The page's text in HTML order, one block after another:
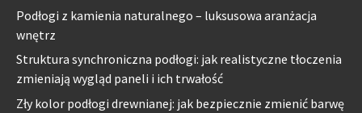
Podłogi z kamienia naturalnego – luksusowa aranżacja
wnętrz
Struktura synchroniczna podłogi: jak realistyczne tłoczenia
zmieniają wygląd paneli i ich trwałość
Zły kolor podłogi drewnianej: jak bezpiecznie zmienić barwę